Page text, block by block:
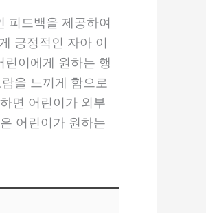
피드백을 제공하여
긍정적인 자아 이
이에게 원하는 행
을 느끼게 함으로
면 어린이가 외부
어린이가 원하는